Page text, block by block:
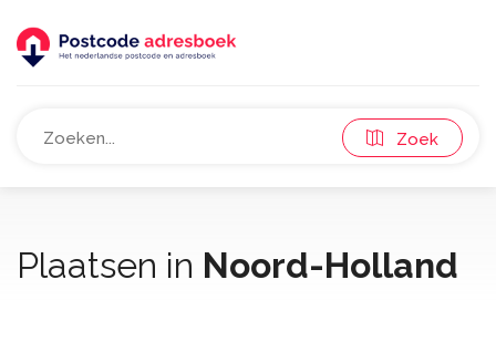
Zoek
Plaatsen in Noord-Holland